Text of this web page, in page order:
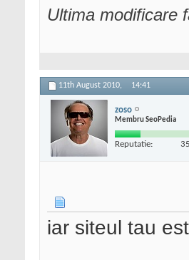
Ultima modificare
11th August 2010, 14:41
zoso
Membru SeoPedia
Reputatie: 35
iar siteul tau